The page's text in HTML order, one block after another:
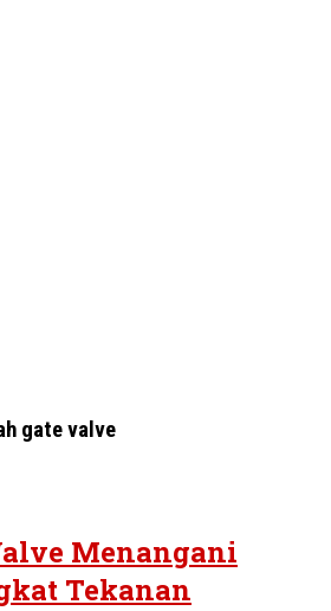
gate valve
Menangani
Tekanan